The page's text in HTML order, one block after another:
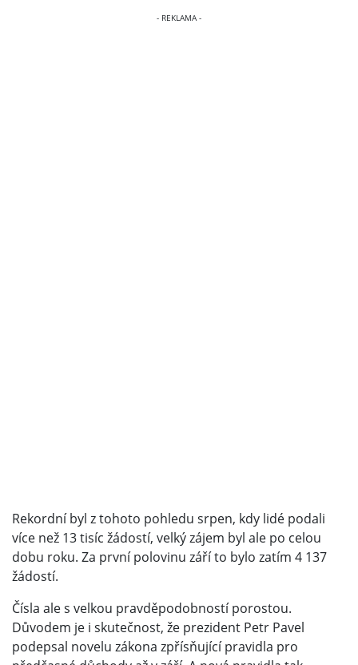
Rekordní byl z tohoto pohledu srpen, kdy lidé podali
více než 13 tisíc žádostí, velký zájem byl ale po celou
dobu roku. Za první polovinu září to bylo zatím 4 137
žádostí.
Čísla ale s velkou pravděpodobností porostou.
Důvodem je i skutečnost, že prezident Petr Pavel
podepsal novelu zákona zpřísňující pravidla pro